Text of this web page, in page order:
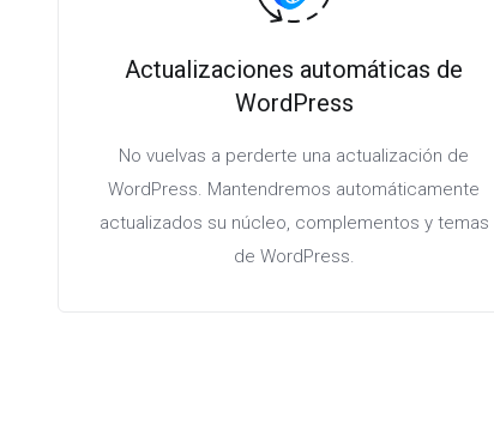
Actualizaciones automáticas de
WordPress
No vuelvas a perderte una actualización de
WordPress. Mantendremos automáticamente
actualizados su núcleo, complementos y temas
de WordPress.